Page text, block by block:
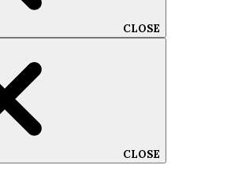
CLOSE
CLOSE